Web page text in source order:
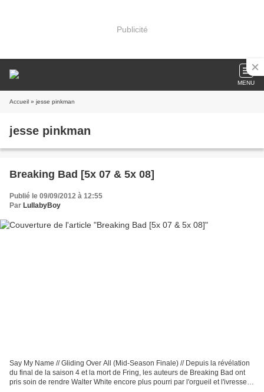
Publicité
MENU
Accueil » jesse pinkman
jesse pinkman
Breaking Bad [5x 07 & 5x 08]
Publié le 09/09/2012 à 12:55
Par LullabyBoy
Say My Name // Gliding Over All (Mid-Season Finale) // Depuis la révélation
du final de la saison 4 et la mort de Fring, les auteurs de Breaking Bad ont
pris soin de rendre Walter White encore plus pourri par l'orgueil et l'ivresse